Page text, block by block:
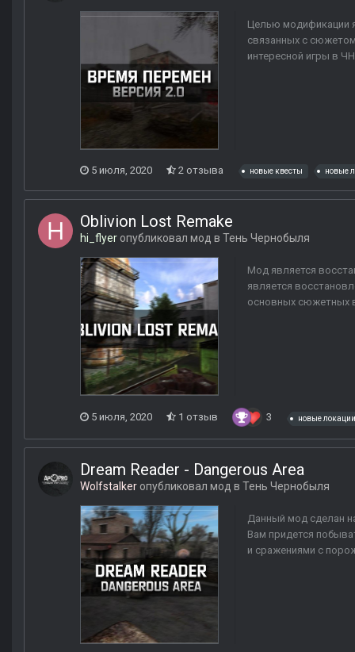
Целью модификации
связанных с
интересной игры в
5 июля, 2020 2 отзыва новые квесты новые
Oblivion Lost Remake
hi_flyer опубликовал мод в Тень Чернобыля
Мод является
является
основных сюжетных
5 июля, 2020 1 отзыв 3 новые локации
Dream Reader - Dangerous Area
Wolfstalker опубликовал мод в Тень Чернобыля
Данный мод сделан
Вам придется
и сражениями с